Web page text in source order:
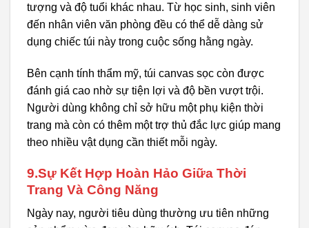
tượng và độ tuổi khác nhau. Từ học sinh, sinh viên
đến nhân viên văn phòng đều có thể dễ dàng sử
dụng chiếc túi này trong cuộc sống hằng ngày.
Bên cạnh tính thẩm mỹ, túi canvas sọc còn được
đánh giá cao nhờ sự tiện lợi và độ bền vượt trội.
Người dùng không chỉ sở hữu một phụ kiện thời
trang mà còn có thêm một trợ thủ đắc lực giúp mang
theo nhiều vật dụng cần thiết mỗi ngày.
9.Sự Kết Hợp Hoàn Hảo Giữa Thời
Trang Và Công Năng
Ngày nay, người tiêu dùng thường ưu tiên những